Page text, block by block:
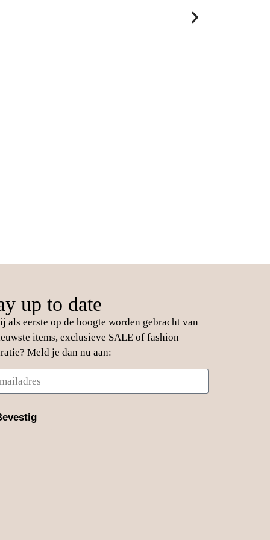
up to date
als eerste op de hoogte worden gebracht van
items, exclusieve SALE of fashion
Meld je dan nu aan: